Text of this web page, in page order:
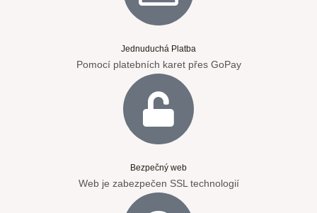
Jednuduchá Platba
Pomocí platebních karet přes GoPay
Bezpečný web
Web je zabezpečen SSL technologií